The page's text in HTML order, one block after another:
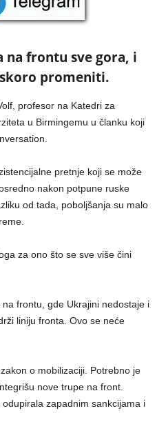
na frontu sve gora, i
promeniti.
profesor na Katedri za
u Birmingemu u članku koji
pretnje koji se može
nakon potpune ruske
od tada, poboljšanja su malo
za ono što se sve više čini
na frontu, gde Ukrajini nedostaje i
liniju fronta. Ovo se neće
o mobilizaciji. Potrebno je
nove trupe na front.
zapadnim sankcijama i